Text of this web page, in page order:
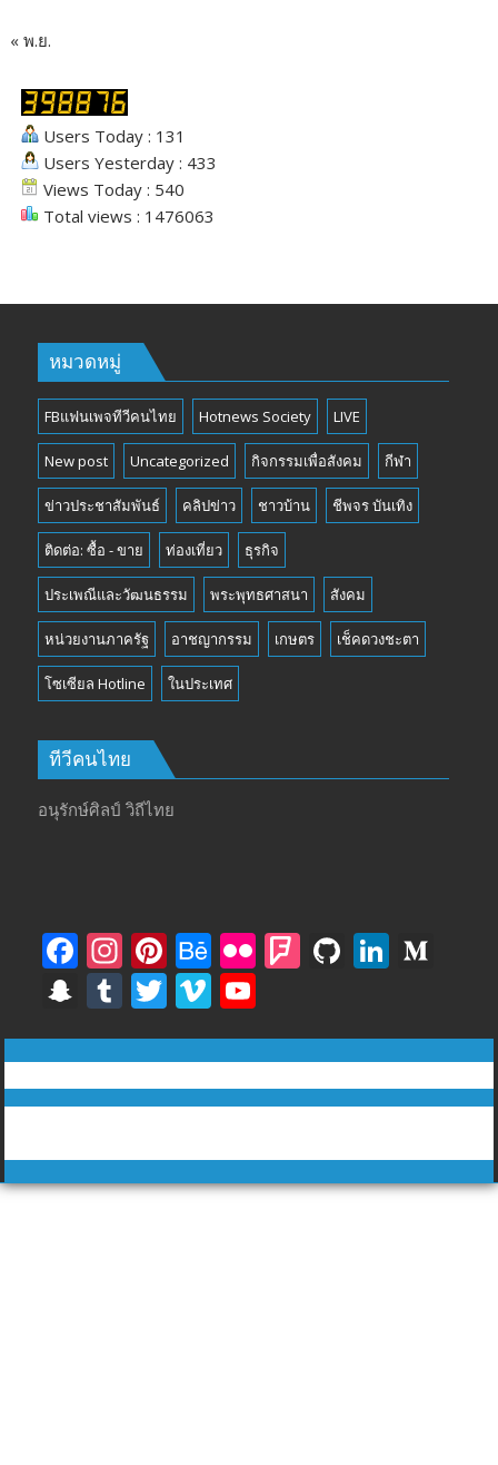
« พ.ย.
Users Today : 131
Users Yesterday : 433
Views Today : 540
Total views : 1476063
หมวดหมู่
FBแฟนเพจทีวีคนไทย Hotnews Society LIVE
New post Uncategorized กิจกรรมเพื่อสังคม กีฬา
ข่าวประชาสัมพันธ์ คลิปข่าว ชาวบ้าน ชีพจร บันเทิง
ติดต่อ: ซื้อ - ขาย ท่องเที่ยว ธุรกิจ
ประเพณีและวัฒนธรรม พระพุทธศาสนา สังคม
หน่วยงานภาครัฐ อาชญากรรม เกษตร เช็คดวงชะตา
โซเซียล Hotline ในประเทศ
ทีวีคนไทย
อนุรักษ์ศิลป์ วิถีไทย
F
ac
e
b
o
k
In
st
a
gr
a
Pi
nt
er
e
st
B
e
h
a
n
e
Fli F
rs
q
ar
e
Gi
u
b
Li
e
dI
u
m
S
n
a
p
h
at
T
u
m
bl
T
w
itt
er
Vi
m
e
o
o
u
T
b
e